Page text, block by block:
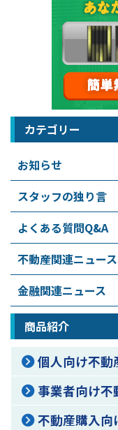
カテゴリー
お知らせ
スタッフの独り言
よくある質問Q&A
不動産関連ニュース
金融関連ニュース
商品紹介
個人向け不動
事業者向け不
不動産購入向